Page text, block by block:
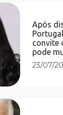
Após
convite
pode
23/07/